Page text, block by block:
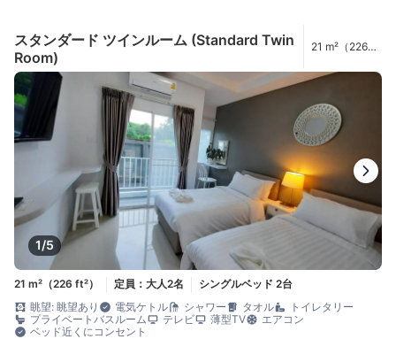
スタンダード ツインルーム (Standard Twin
Room)
21 m²（226
1/5
21 m²（226 ft²） 定員：大人2名
シングルベッド 2台
眺望: 眺望あり
電気ケトル シャワー タオル
トイレタリー
プライベートバスルーム
テレビ 薄型TV
エアコン
ベッド近くにコンセント